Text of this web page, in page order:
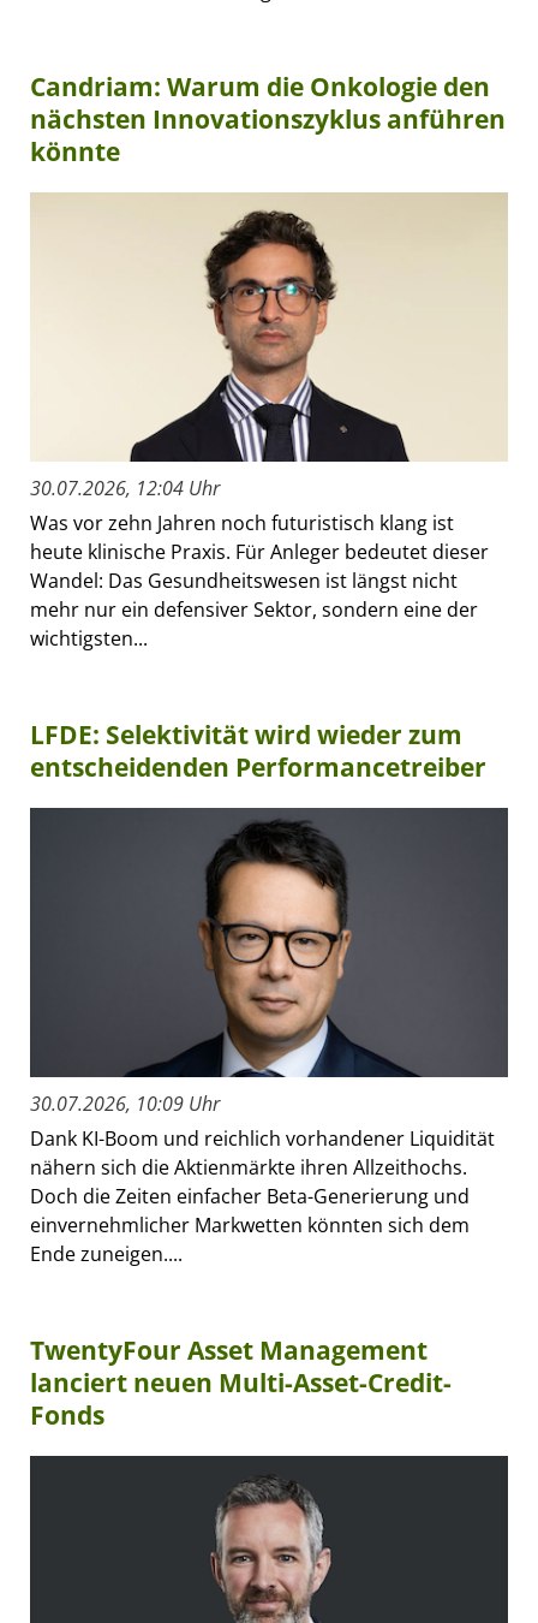
Candriam: Warum die Onkologie den
nächsten Innovationszyklus anführen
könnte
30.07.2026, 12:04 Uhr
Was vor zehn Jahren noch futuristisch klang ist
heute klinische Praxis. Für Anleger bedeutet dieser
Wandel: Das Gesundheitswesen ist längst nicht
mehr nur ein defensiver Sektor, sondern eine der
wichtigsten...
LFDE: Selektivität wird wieder zum
entscheidenden Performancetreiber
30.07.2026, 10:09 Uhr
Dank KI-Boom und reichlich vorhandener Liquidität
nähern sich die Aktienmärkte ihren Allzeithochs.
Doch die Zeiten einfacher Beta-Generierung und
einvernehmlicher Markwetten könnten sich dem
Ende zuneigen....
TwentyFour Asset Management
lanciert neuen Multi-Asset-Credit-
Fonds